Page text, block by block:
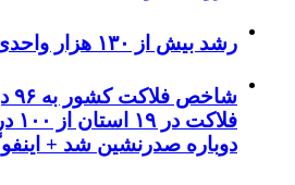
رشد بیش از ۱۳۰ هزار واحدی شاخص کل بورس
دوباره صدرنشین شد +